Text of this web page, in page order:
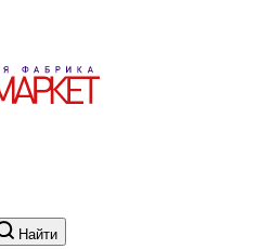
Найти